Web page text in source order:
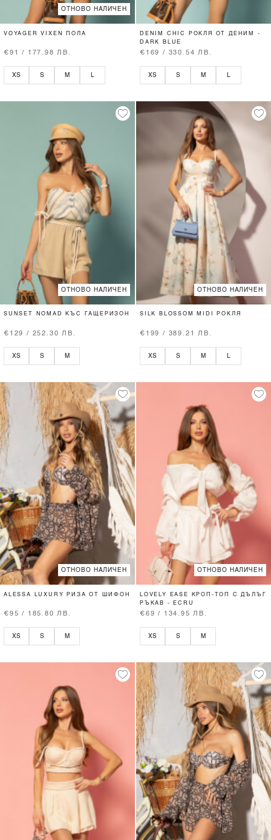
ОТНОВО НАЛИЧЕН
VOYAGER VIXEN ПОЛА
€91 / 177.98 ЛВ.
XS S M L
DENIM CHIC РОКЛЯ ОТ ДЕНИМ -
DARK BLUE
€169 / 330.54 ЛВ.
XS S M L
ОТНОВО НАЛИЧЕН
SUNSET NOMAD КЪС ГАЩЕРИЗОН
€129 / 252.30 ЛВ.
XS S M
ОТНОВО НАЛИЧЕН
SILK BLOSSOM MIDI РОКЛЯ
€199 / 389.21 ЛВ.
XS S M
ОТНОВО НАЛИЧЕН
ALESSA LUXURY РИЗА ОТ ШИФОН
€95 / 185.80 ЛВ.
XS S M
ОТНОВО НАЛИЧЕН
LOVELY EASE КРОП-ТОП С ДЪЛЪГ
РЪКАВ - ECRU
€69 / 134.95 ЛВ.
XS S M